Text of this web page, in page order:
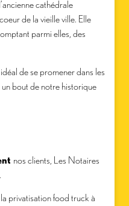
cathédrale
de la vieille ville. Elle
parmi elles, des
de se promener dans les
bout de notre historique
nos clients, Les Notaires
privatisation food truck à